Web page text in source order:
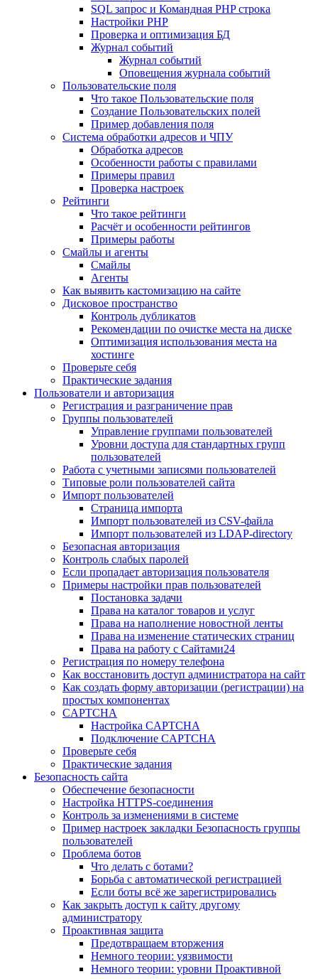
SQL запрос и Командная PHP строка
Настройки PHP
Проверка и оптимизация БД
Журнал событий
Журнал событий
Оповещения журнала событий
Пользовательские поля
Что такое Пользовательские поля
Создание Пользовательских полей
Пример добавления поля
Система обработки адресов и ЧПУ
Обработка адресов
Особенности работы с правилами
Примеры правил
Проверка настроек
Рейтинги
Что такое рейтинги
Расчёт и особенности рейтингов
Примеры работы
Смайлы и агенты
Смайлы
Агенты
Как выявить кастомизацию на сайте
Дисковое пространство
Контроль дубликатов
Рекомендации по очистке места на диске
Оптимизация использования места на
хостинге
Проверьте себя
Практические задания
Пользователи и авторизация
Регистрация и разграничение прав
Группы пользователей
Управление группами пользователей
Уровни доступа для стандартных групп
пользователей
Работа с учетными записями пользователей
Типовые роли пользователей сайта
Импорт пользователей
Страница импорта
Импорт пользователей из CSV-файла
Импорт пользователей из LDAP-directory
Безопасная авторизация
Контроль слабых паролей
Если пропадает авторизация пользователя
Примеры настройки прав пользователей
Постановка задачи
Права на каталог товаров и услуг
Права на наполнение новостной ленты
Права на изменение статических страниц
Права на работу с Сайтами24
Регистрация по номеру телефона
Как восстановить доступ администратора на сайт
Как создать форму авторизации (регистрации) на
простых компонентах
CAPTCHA
Настройка CAPTCHA
Подключение CAPTCHA
Проверьте себя
Практические задания
Безопасность сайта
Обеспечение безопасности
Настройка HTTPS-соединения
Контроль за изменениями в системе
Пример настроек закладки Безопасность группы
пользователей
Проблема ботов
Что делать с ботами?
Борьба с автоматической регистрацией
Если боты всё же зарегистрировались
Как закрыть доступ к сайту другому
администратору
Проактивная защита
Предотвращаем вторжения
Немного теории: уязвимости
Немного теории: уровни Проактивной